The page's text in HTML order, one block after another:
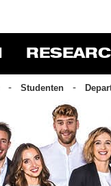
Studenten